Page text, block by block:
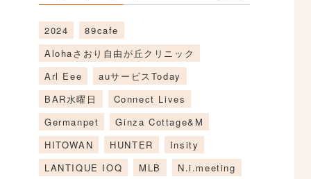
2024
89cafe
Alohaさおり自由が丘クリニック
Arl Eee
auサービスToday
BAR水曜日
Connect Lives
Germanpet
Ginza Cottage&M
HITOWAN
HUNTER
Insity
LANTIQUE IOQ
MLB
N.i.meeting